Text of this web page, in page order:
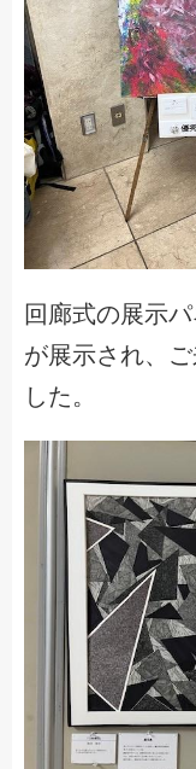
回廊式の展示
が展示され、
した。